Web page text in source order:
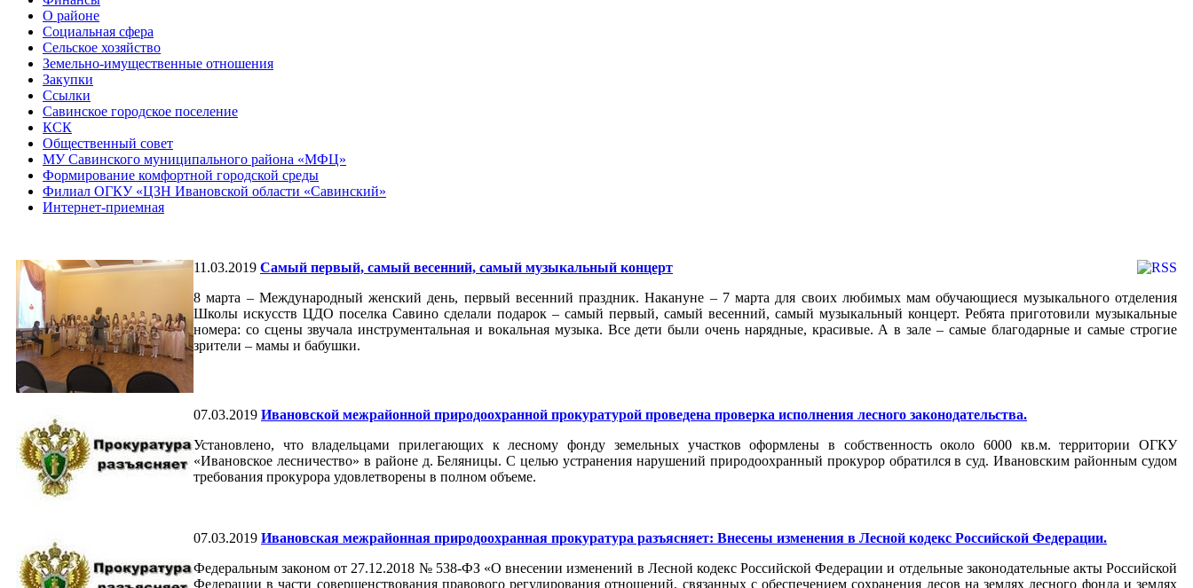
О районе
Социальная сфера
Сельское хозяйство
Земельно-имущественные отношения
Закупки
Ссылки
Савинское городское поселение
КСК
Общественный совет
МУ Савинского муниципального района «МФЦ»
Формирование комфортной городской среды
Филиал ОГКУ «ЦЗН Ивановской области «Савинский»
Интернет-приемная
11.03.2019 Самый первый, самый весенний, самый музыкальный концерт
8 марта – Международный женский день, первый весенний праздник. Накануне – 7 марта для своих любимых мам обучающиеся музыкального отделения
Школы искусств ЦДО поселка Савино сделали подарок – самый первый, самый весенний, самый музыкальный концерт. Ребята приготовили музыкальные
номера: со сцены звучала инструментальная и вокальная музыка. Все дети были очень нарядные, красивые. А в зале – самые благодарные и самые строгие
зрители – мамы и бабушки.
07.03.2019 Ивановской межрайонной природоохранной прокуратурой проведена проверка исполнения лесного законодательства.
Установлено, что владельцами прилегающих к лесному фонду земельных участков оформлены в собственность около 6000 кв.м. территории ОГКУ
«Ивановское лесничество» в районе д. Беляницы. С целью устранения нарушений природоохранный прокурор обратился в суд. Ивановским районным судом
требования прокурора удовлетворены в полном объеме.
07.03.2019 Ивановская межрайонная природоохранная прокуратура разъясняет: Внесены изменения в Лесной кодекс Российской Федерации.
Федеральным законом от 27.12.2018 № 538-ФЗ «О внесении изменений в Лесной кодекс Российской Федерации и отдельные законодательные акты Российской
Федерации в части совершенствования правового регулирования отношений, связанных с обеспечением сохранения лесов на землях лесного фонда и землях